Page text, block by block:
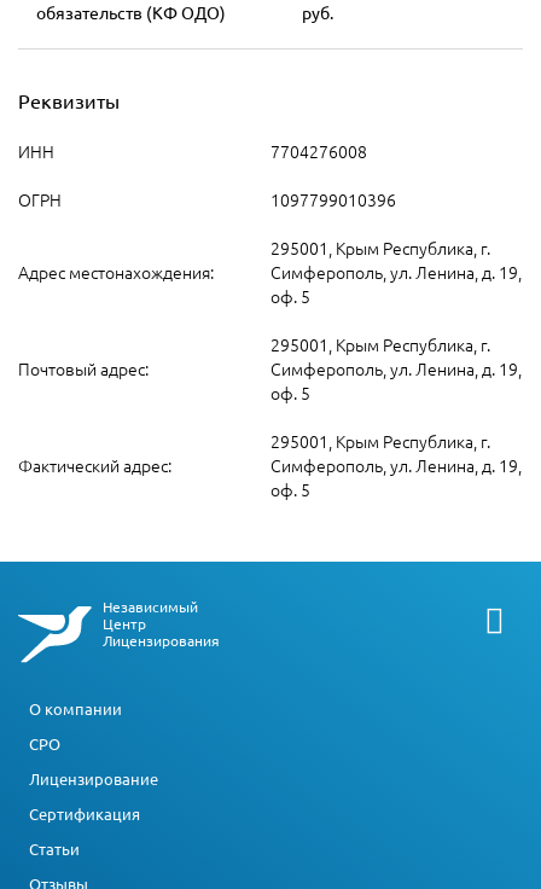
обязательств (КФ ОДО)
руб.
Реквизиты
ИНН
7704276008
ОГРН
1097799010396
Адрес местонахождения:
295001, Крым Республика, г.
Симферополь, ул. Ленина, д. 19,
оф. 5
Почтовый адрес:
295001, Крым Республика, г.
Симферополь, ул. Ленина, д. 19,
оф. 5
Фактический адрес:
295001, Крым Республика, г.
Симферополь, ул. Ленина, д. 19,
оф. 5
Независимый
Центр
Лицензирования
О компании
СРО
Лицензирование
Сертификация
Статьи
Отзывы